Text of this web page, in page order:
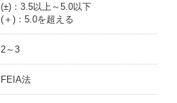
(±)：3.5以上～5.0以下
(＋)：5.0を超える
2～3
FEIA法